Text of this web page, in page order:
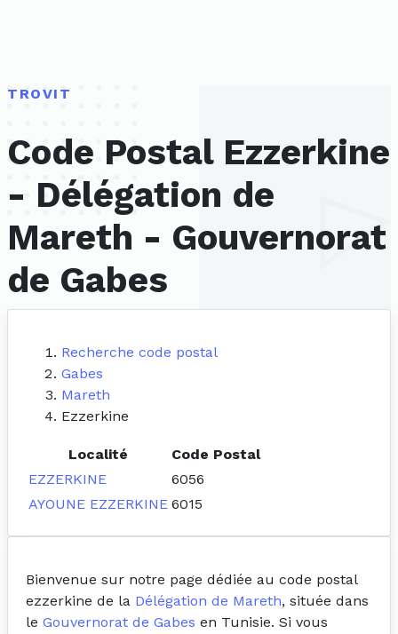
TROVIT
Code Postal Ezzerkine
- Délégation de
Mareth - Gouvernorat
de Gabes
Recherche code postal
Gabes
Mareth
Ezzerkine
Localité
Code Postal
EZZERKINE
6056
AYOUNE EZZERKINE 6015
Bienvenue sur notre page dédiée au code postal
ezzerkine de la Délégation de Mareth, située dans
le Gouvernorat de Gabes en Tunisie. Si vous